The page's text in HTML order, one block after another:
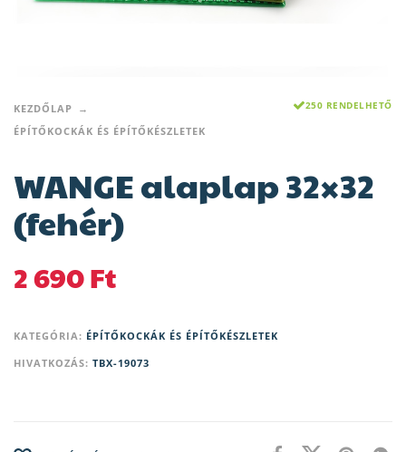
KEZDŐLAP
ÉPÍTŐKOCKÁK ÉS ÉPÍTŐKÉSZLETEK
250 RENDELHETŐ
WANGE alaplap 32×32
(fehér)
2 690Ft
KATEGÓRIA: ÉPÍTŐKOCKÁK ÉS ÉPÍTŐKÉSZLETEK
HIVATKOZÁS: TBX-19073